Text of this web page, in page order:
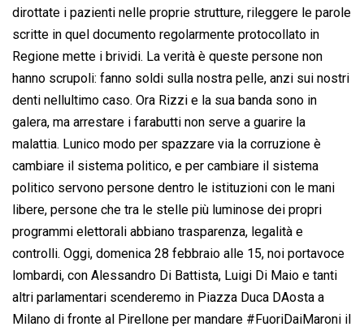
dirottate i pazienti nelle proprie strutture, rileggere le parole
scritte in quel documento regolarmente protocollato in
Regione mette i brividi. La verità è queste persone non
hanno scrupoli: fanno soldi sulla nostra pelle, anzi sui nostri
denti nellultimo caso. Ora Rizzi e la sua banda sono in
galera, ma arrestare i farabutti non serve a guarire la
malattia. Lunico modo per spazzare via la corruzione è
cambiare il sistema politico, e per cambiare il sistema
politico servono persone dentro le istituzioni con le mani
libere, persone che tra le stelle più luminose dei propri
programmi elettorali abbiano trasparenza, legalità e
controlli. Oggi, domenica 28 febbraio alle 15, noi portavoce
lombardi, con Alessandro Di Battista, Luigi Di Maio e tanti
altri parlamentari scenderemo in Piazza Duca DAosta a
Milano di fronte al Pirellone per mandare #FuoriDaiMaroni il